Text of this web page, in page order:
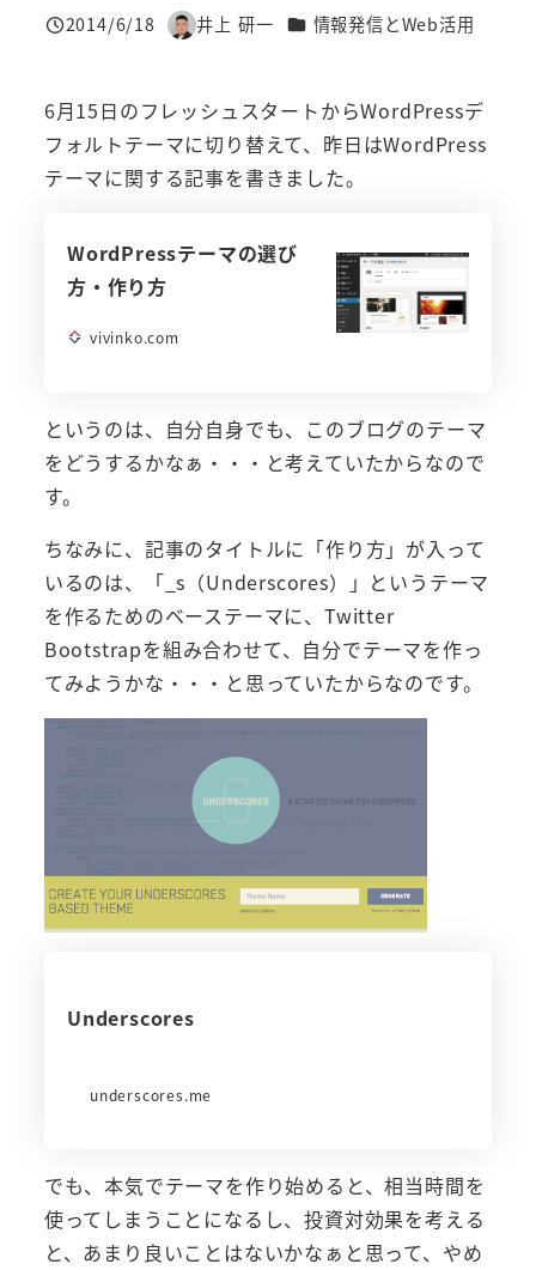
投稿日
2014/6/18
著
井上 研一 カテゴリー
情報発信とWeb活用
6月15日のフレッシュスタートからWordPressデ
フォルトテーマに切り替えて、昨日はWordPress
テーマに関する記事を書きました。
WordPressテーマの選び
方・作り方
vivinko.com
というのは、自分自身でも、このブログのテーマ
をどうするかなぁ・・・と考えていたからなので
す。
ちなみに、記事のタイトルに「作り方」が入って
いるのは、「_s（Underscores）」というテーマ
を作るためのベーステーマに、Twitter
Bootstrapを組み合わせて、自分でテーマを作っ
てみようかな・・・と思っていたからなのです。
Underscores
underscores.me
でも、本気でテーマを作り始めると、相当時間を
使ってしまうことになるし、投資対効果を考える
と、あまり良いことはないかなぁと思って、やめ